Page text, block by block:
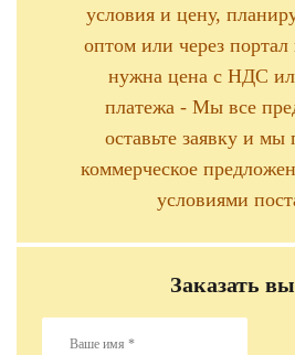
условия и цену,
оптом или через
нужна цена с НДС
платежа - Мы все
оставьте заявку и мы
коммерческое
условиями
Заказать